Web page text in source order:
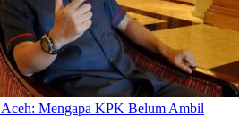
Mengapa KPK Belum Ambil